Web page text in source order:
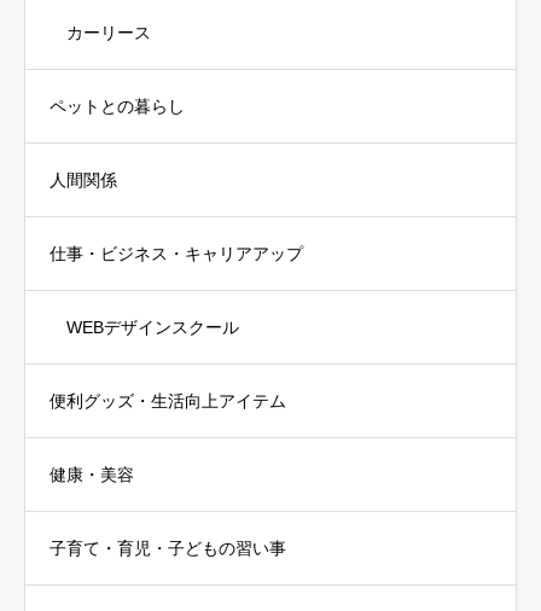
カーリース
ペットとの暮らし
人間関係
仕事・ビジネス・キャリアアップ
WEBデザインスクール
便利グッズ・生活向上アイテム
健康・美容
子育て・育児・子どもの習い事